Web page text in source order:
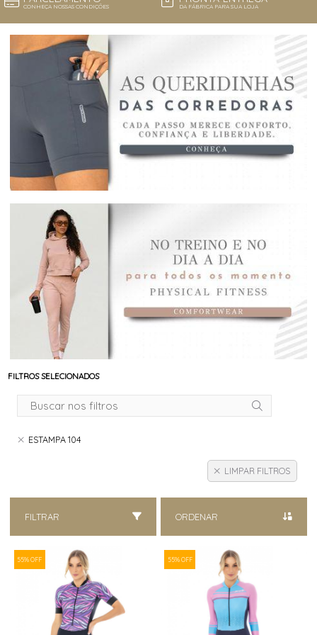
CONHEÇA NOSSAS CONDIÇÕES DA FÁBRICA PARA SUA LOJA
FILTROS SELECIONADOS
ESTAMPA 104
LIMPAR FILTROS
FILTRAR ORDENAR
55% OFF 55% OFF